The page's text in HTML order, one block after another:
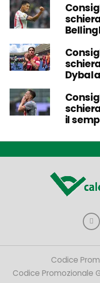
il
Codice
Codice Promozionale